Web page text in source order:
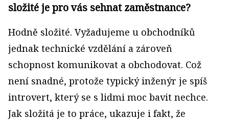
složité je pro vás sehnat zaměstnance?
Hodně složité. Vyžadujeme u obchodníků
jednak technické vzdělání a zároveň
schopnost komunikovat a obchodovat. Což
není snadné, protože typický inženýr je spíš
introvert, který se s lidmi moc bavit nechce.
Jak složitá je to práce, ukazuje i fakt, že